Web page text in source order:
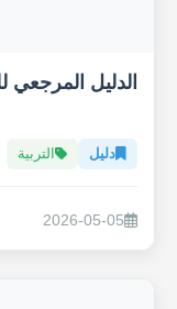
الدليل المرجعي
دليل التربية
2026-05-05